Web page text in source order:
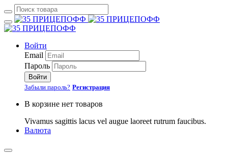
Войти
Email
Пароль
Войти
Забыли пароль? Регистрация
В корзине нет товаров
Vivamus sagittis lacus vel augue laoreet rutrum faucibus.
Валюта